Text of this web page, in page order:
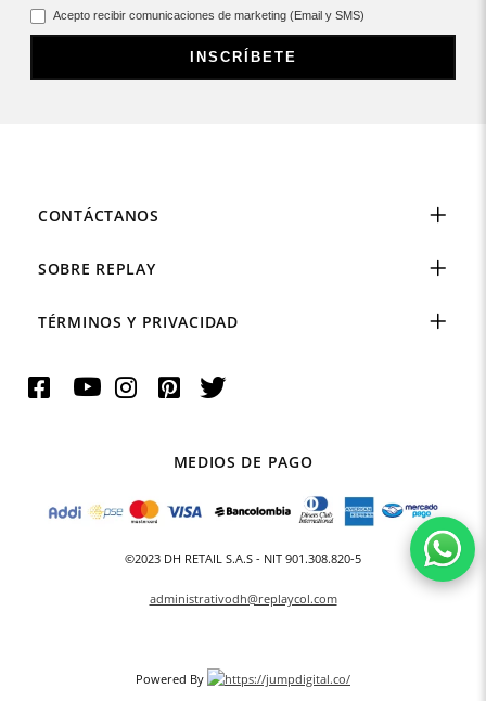
Acepto recibir comunicaciones de marketing (Email y SMS)
INSCRÍBETE
CONTÁCTANOS
SOBRE REPLAY
TÉRMINOS Y PRIVACIDAD
MEDIOS DE PAGO
©2023 DH RETAIL S.A.S - NIT 901.308.820-5
administrativodh@replaycol.com
Powered By